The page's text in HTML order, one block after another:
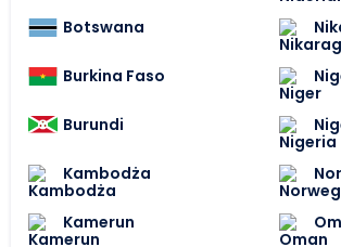
Botswana
Burkina Faso
Burundi
Kambodża
Kamerun